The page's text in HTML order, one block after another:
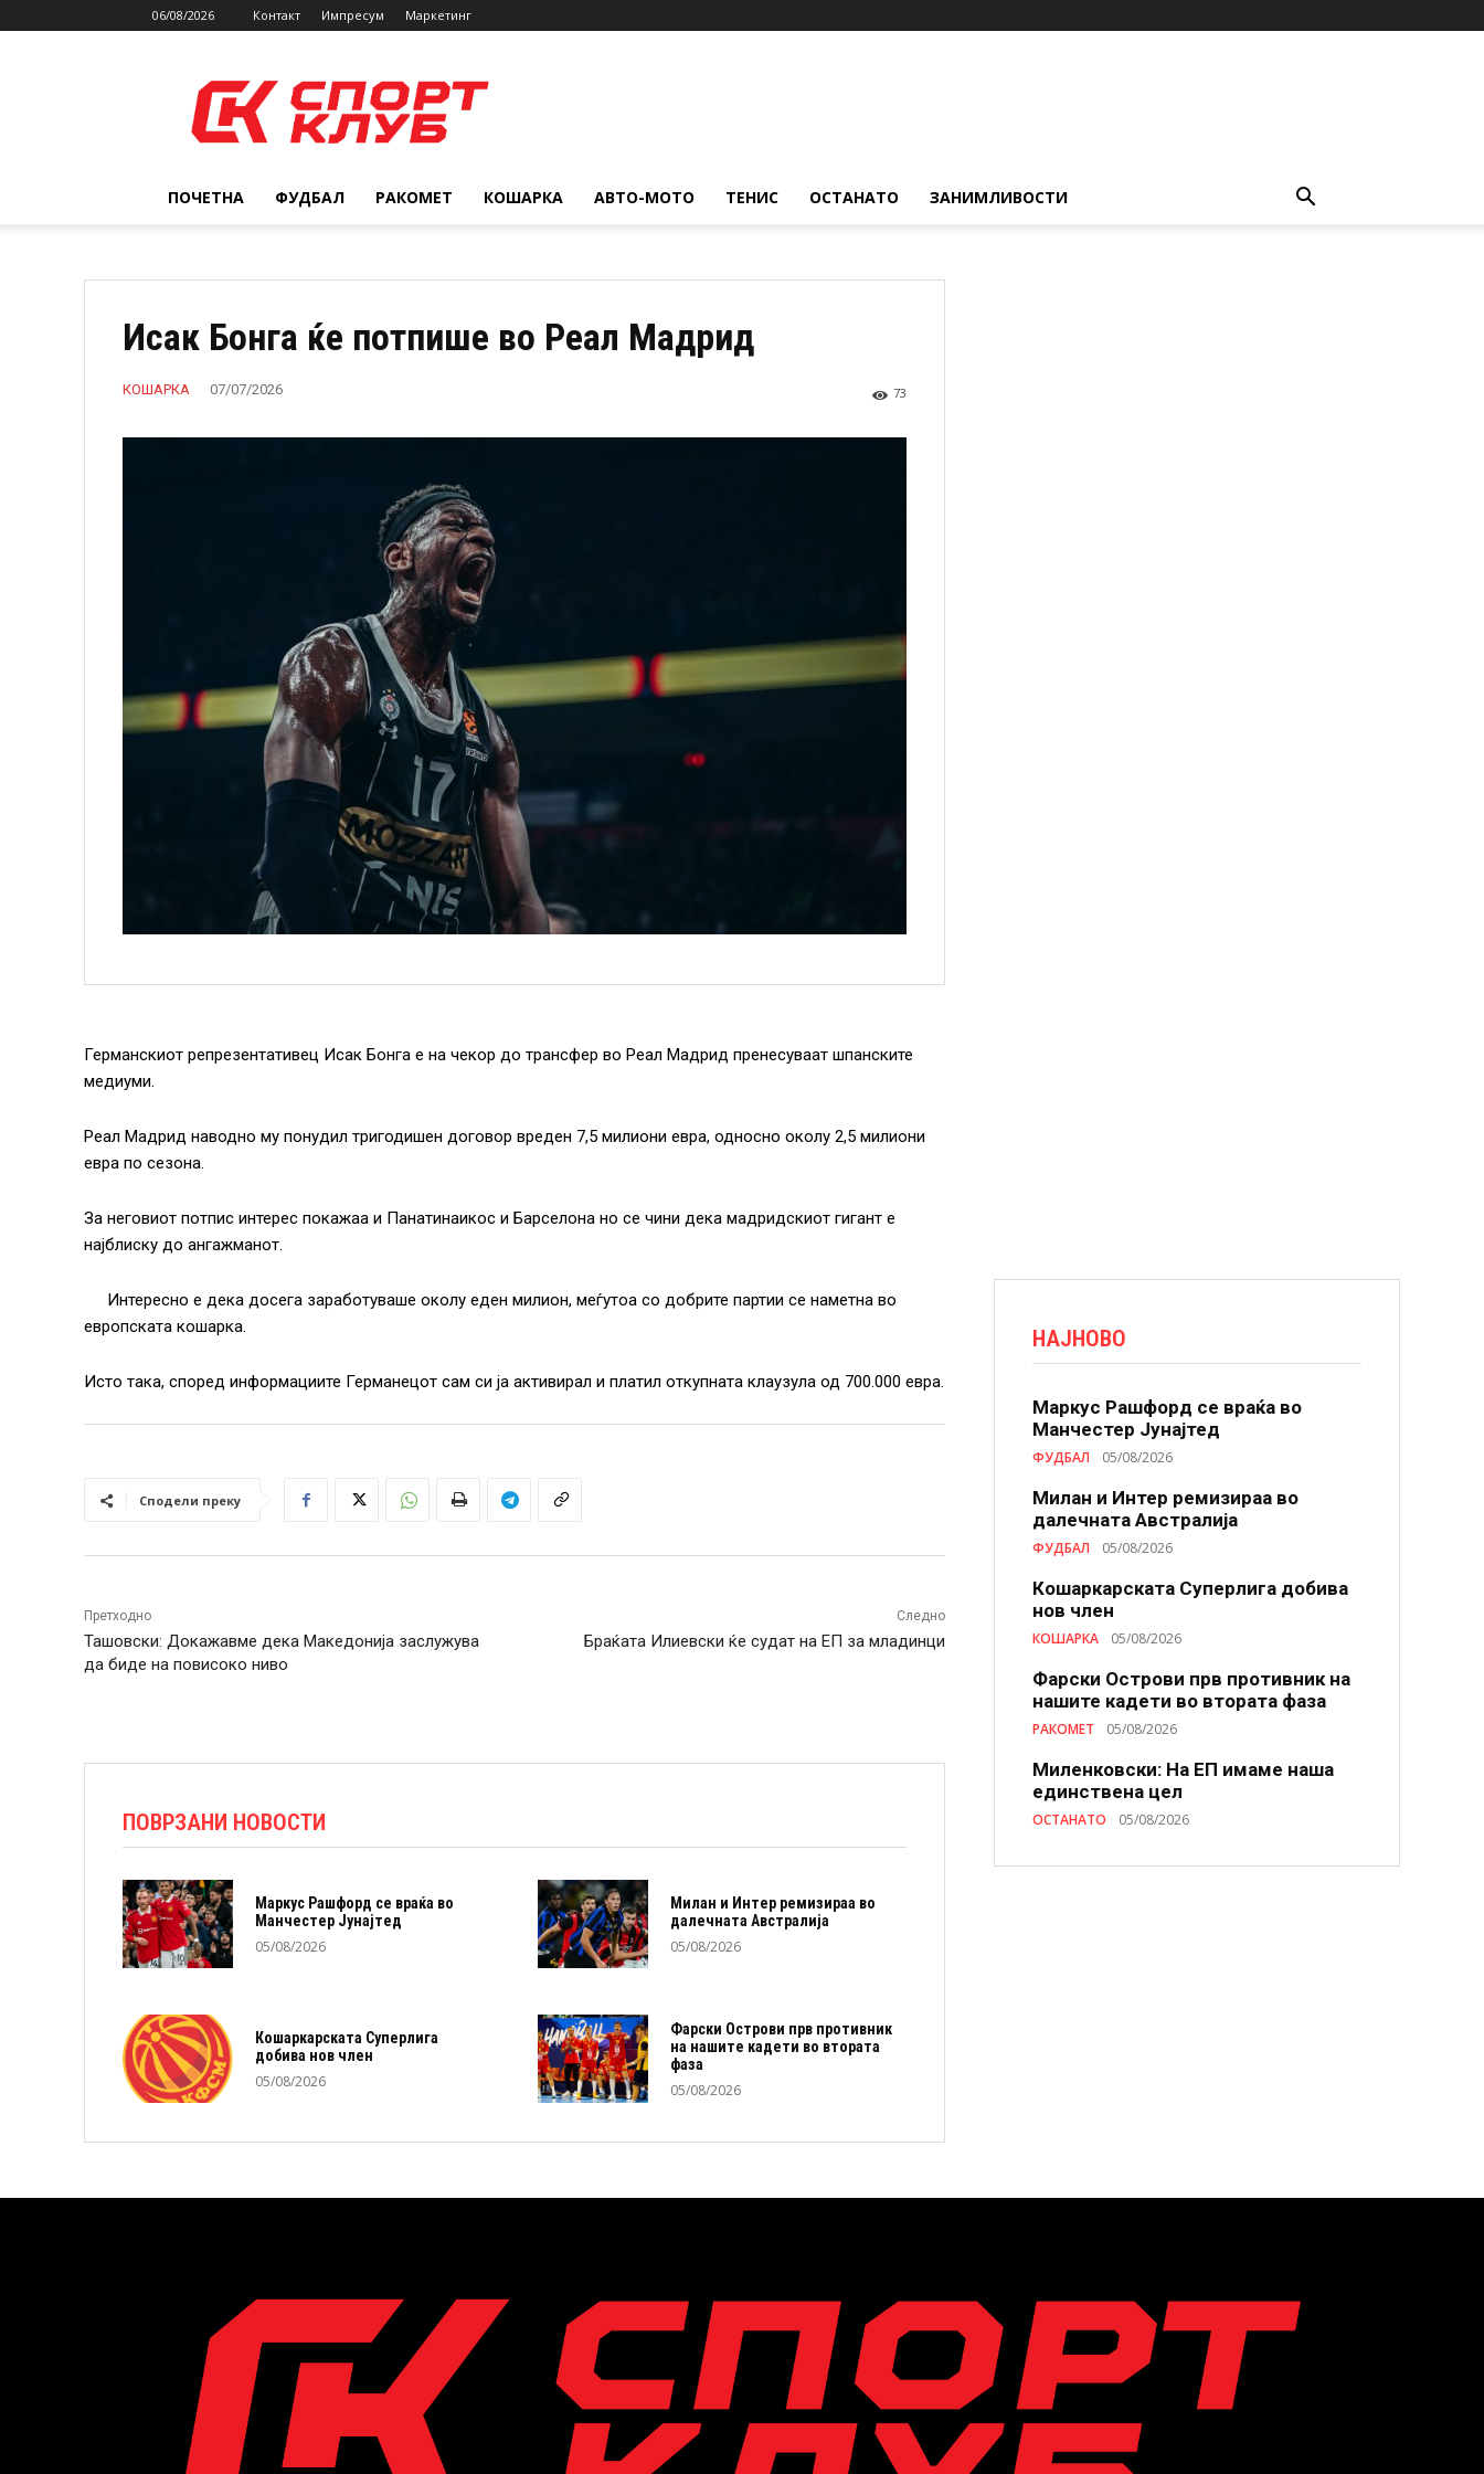
06/08/2026 Контакт Импресум Маркетинг
ПОЧЕТНА ФУДБАЛ РАКОМЕТ КОШАРКА АВТО-МОТО ТЕНИС ОСТАНАТО ЗАНИМЛИВОСТИ
Исак Бонга ќе потпише во Реал Мадрид
КОШАРКА 07/07/2026 73
Германскиот репрезентативец Исак Бонга е на чекор до трансфер во Реал Мадрид пренесуваат шпанските
медиуми.
Реал Мадрид наводно му понудил тригодишен договор вреден 7,5 милиони евра, односно околу 2,5 милиони
евра по сезона.
За неговиот потпис интерес покажаа и Панатинаикос и Барселона но се чини дека мадридскиот гигант е
најблиску до ангажманот.
Интересно е дека досега заработуваше околу еден милион, меѓутоа со добрите партии се наметна во
европската кошарка.
Исто така, според информациите Германецот сам си ја активирал и платил откупната клаузула од 700.000 евра.
Сподели преку
Претходно
Ташовски: Докажавме дека Македонија заслужува
да биде на повисоко ниво
Следно
Браќата Илиевски ќе судат на ЕП за младинци
ПОВРЗАНИ НОВОСТИ
Маркус Рашфорд се враќа во
Манчестер Јунајтед
05/08/2026
Милан и Интер ремизираа во
далечната Австралија
05/08/2026
Кошаркарската Суперлига
добива нов член
05/08/2026
Фарски Острови прв противник
на нашите кадети во втората
фаза
05/08/2026
НАЈНОВО
Маркус Рашфорд се враќа во
Манчестер Јунајтед
ФУДБАЛ 05/08/2026
Милан и Интер ремизираа во
далечната Австралија
ФУДБАЛ 05/08/2026
Кошаркарската Суперлига добива
нов член
КОШАРКА 05/08/2026
Фарски Острови прв противник на
нашите кадети во втората фаза
РАКОМЕТ 05/08/2026
Миленковски: На ЕП имаме наша
единствена цел
ОСТАНАТО 05/08/2026